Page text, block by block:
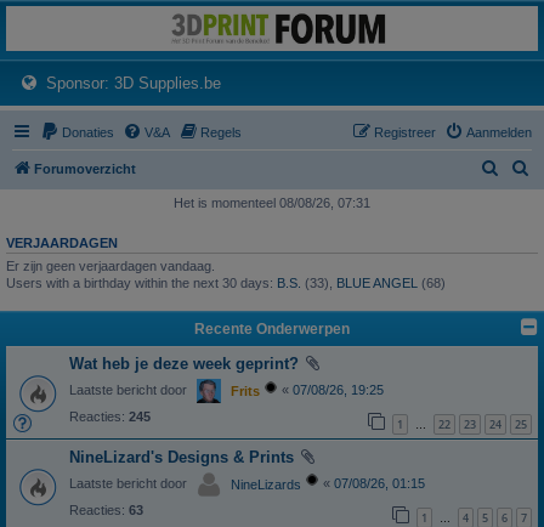
Het 3D print forum van de Benelux na de sluiting van 3dprintforum.nl
Sponsor: 3D Supplies.be(Opens a new tab)
Donaties V&A Regels Aanmelden
Registreer
Forumoverzicht
k
k
Het is momenteel 08/08/26, 07:31
VERJAARDAGEN
Er zijn geen verjaardagen vandaag.
Users with a birthday within the next 30 days: B.S. (33), BLUE ANGEL (68)
Recente Onderwerpen
Wat heb je deze week geprint?
Laatste bericht door Frits « 07/08/26, 19:25
Reacties: 245 1 … 22 23 24 25
NineLizard's Designs & Prints
Laatste bericht door NineLizards « 07/08/26, 01:15
Reacties: 63 1 … 4 5 6 7